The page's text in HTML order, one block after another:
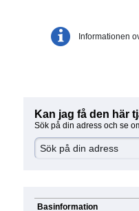
Informationen
Kan jag få den här
Sök på din adress och se
Basinformation